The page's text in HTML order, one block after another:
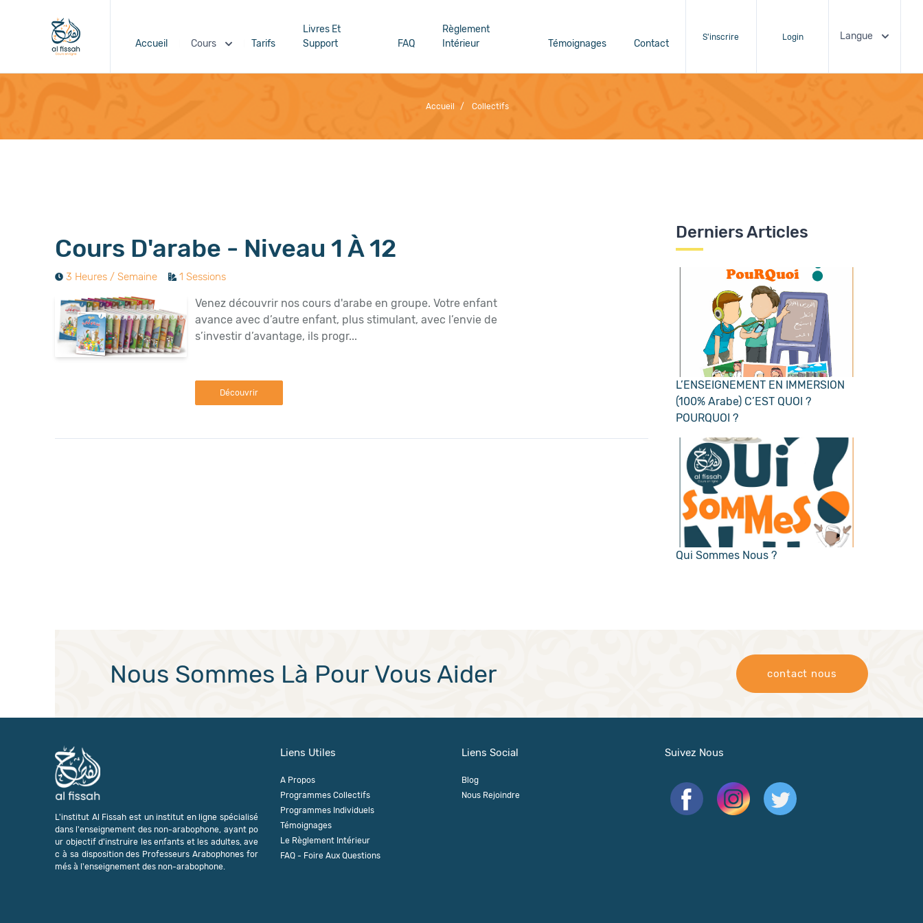
Accueil Cours Tarifs
Livres Et
Support
FAQ
Règlement
Intérieur
Témoignages Contact
S'inscrire Login Langue
Accueil / Collectifs
Cours D'arabe - Niveau 1 À 12
3 Heures / Semaine 1 Sessions
Venez découvrir nos cours d'arabe en groupe. Votre enfant
avance avec d’autre enfant, plus stimulant, avec l’envie de
s’investir d’avantage, ils progr...
Découvrir
Derniers Articles
L’ENSEIGNEMENT EN IMMERSION
(100% Arabe) C’EST QUOI ?
POURQUOI ?
Qui Sommes Nous ?
Nous Sommes Là Pour Vous Aider contact nous
L'institut Al Fissah est un institut en ligne spécialisé
dans l'enseignement des non-arabophone, ayant po
ur objectif d'instruire les enfants et les adultes, ave
c à sa disposition des Professeurs Arabophones for
més à l'enseignement des non-arabophone.
Liens Utiles
A Propos
Programmes Collectifs
Programmes Individuels
Témoignages
Le Règlement Intérieur
FAQ - Foire Aux Questions
Liens Social
Blog
Nous Rejoindre
Suivez Nous